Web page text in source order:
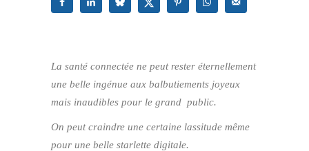
La santé connectée ne peut rester éternellement
une belle ingénue aux balbutiements joyeux
mais inaudibles pour le grand public.
On peut craindre une certaine lassitude même
pour une belle starlette digitale.